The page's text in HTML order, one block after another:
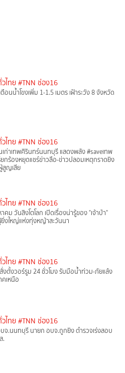
ไทย #TNN ช่อง16
อนน้ำโขงเพิ่ม 1-1.5 เมตร เฝ้าระวัง 8 จังหวัด
ไทย #TNN ช่อง16
เก่าเทพศิรินทร์นนทบุรี แสดงพลัง #saveเทพ
ยกร้องหยุดแชร์ข่าวลือ-ข่าวปลอมเหตุกราดยิง
สูญเสีย
ไทย #TNN ช่อง16
คม วันสิงโตโลก เปิดเรื่องน่ารู้ของ "เจ้าป่า"
งใหญ่แห่งทุ่งหญ้าสะวันนา
ไทย #TNN ช่อง16
งตั้งวอร์รูม 24 ชั่วโมง รับมือน้ำท่วม-ภัยแล้ง
เหนือ
ไทย #TNN ช่อง16
จ.นนทบุรี นายก อบจ.ถูกยิง ตำรวจเร่งสอบ
.